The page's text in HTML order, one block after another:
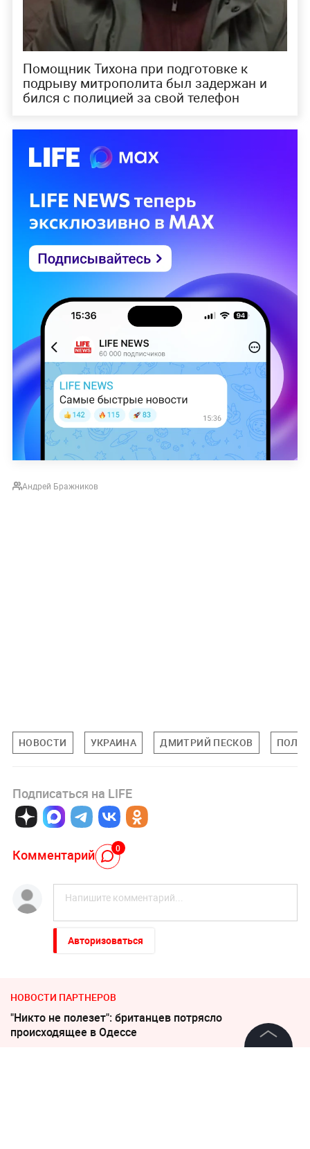
Помощник Тихона при подготовке к
подрыву митрополита был задержан и
бился с полицией за свой телефон
Андрей Бражников
НОВОСТИ УКРАИНА ДМИТРИЙ ПЕСКОВ
Подписаться на LIFE
Комментарий 0
Авторизоваться
НОВОСТИ ПАРТНЕРОВ
"Никто не полезет": британцев потрясло
происходящее в Одессе